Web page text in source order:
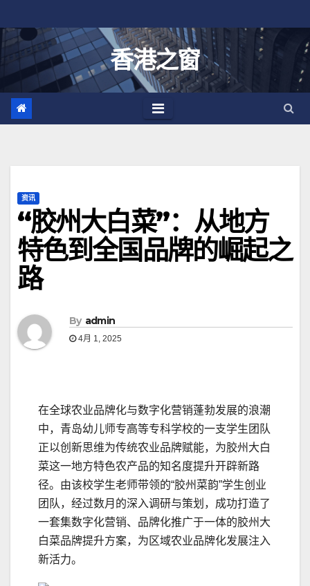
至
香港之窗
资讯
“胶州大白菜”：从地方
特色到全国品牌的崛起之
路
By admin
4月 1, 2025
在全球农业品牌化与数字化营销蓬勃发展的浪潮
中，青岛幼儿师专高等专科学校的一支学生团队
正以创新思维为传统农业品牌赋能，为胶州大白
菜这一地方特色农产品的知名度提升开辟新路
径。由该校学生老师带领的“胶州菜韵”学生创业
团队，经过数月的深入调研与策划，成功打造了
一套集数字化营销、品牌化推广于一体的胶州大
白菜品牌提升方案，为区域农业品牌化发展注入
新活力。